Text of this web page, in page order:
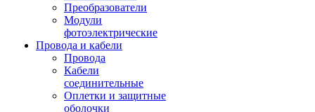
Преобразователи
Модули
фотоэлектрические
Провода и кабели
Провода
Кабели
соединительные
Оплетки и защитные
оболочки